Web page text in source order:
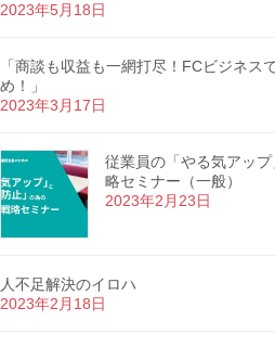
2023年5月18日
「商談も収益も一網打尽！FCビジネス
め！」
2023年3月17日
従業員の「やる気アッ
略セミナー（一般）
2023年2月23日
人不足解決のイロハ
2023年2月18日